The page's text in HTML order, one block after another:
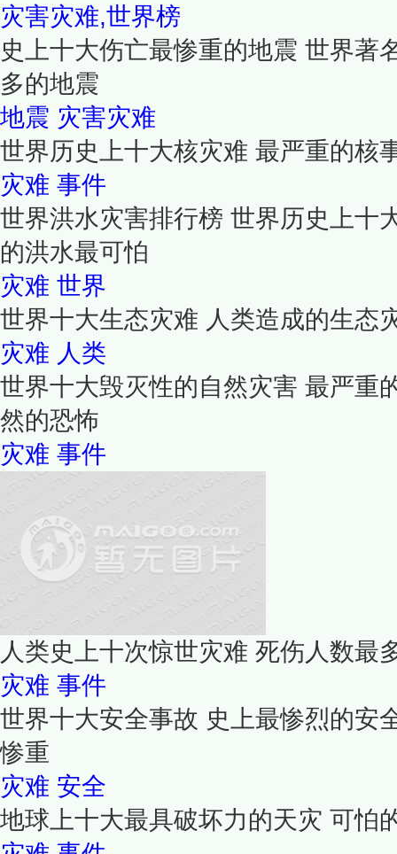
灾害灾难,世界榜
史上十大伤亡最惨重的地震 世界著
多的地震
地震 灾害灾难
世界历史上十大核灾难 最严重的核
灾难 事件
世界洪水灾害排行榜 世界历史上十
的洪水最可怕
灾难 世界
世界十大生态灾难 人类造成的生态
灾难 人类
世界十大毁灭性的自然灾害 最严重
然的恐怖
灾难 事件
人类史上十次惊世灾难 死伤人数最
灾难 事件
世界十大安全事故 史上最惨烈的安
惨重
灾难 安全
地球上十大最具破坏力的天灾 可怕